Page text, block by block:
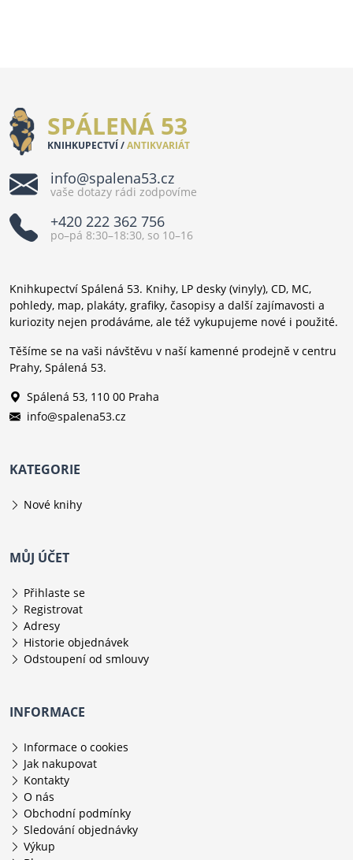
SPÁLENÁ 53
KNIHKUPECTVÍ /ANTIKVARIÁT
info@spalena53.cz
vaše dotazy rádi zodpovíme
+420 222 362 756
po–pá 8:30–18:30, so 10–16
Knihkupectví Spálená 53. Knihy, LP desky (vinyly), CD, MC,
pohledy, map, plakáty, grafiky, časopisy a další zajímavosti a
kuriozity nejen prodáváme, ale též vykupujeme nové i použité.
Těšíme se na vaši návštěvu v naší kamenné prodejně v centru
Prahy, Spálená 53.
Spálená 53, 110 00 Praha
info@spalena53.cz
KATEGORIE
Nové knihy
MŮJ ÚČET
Přihlaste se
Registrovat
Adresy
Historie objednávek
Odstoupení od smlouvy
INFORMACE
Informace o cookies
Jak nakupovat
Kontakty
O nás
Obchodní podmínky
Sledování objednávky
Výkup